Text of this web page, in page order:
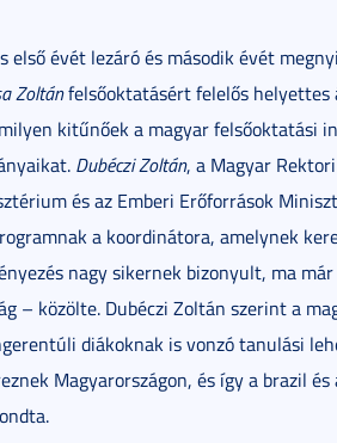
első évét lezáró és második évét
Zoltánfelsőoktatásért felelős helyettes
kitűnőek a magyar felsőoktatási
Dubéczi Zoltán, a Magyar
és az Emberi Erőforrások
a koordinátora, amelynek
nagy sikernek bizonyult, ma
– közölte. Dubéczi Zoltán szerint a
diákoknak is vonzó tanulási
Magyarországon, és így a brazil